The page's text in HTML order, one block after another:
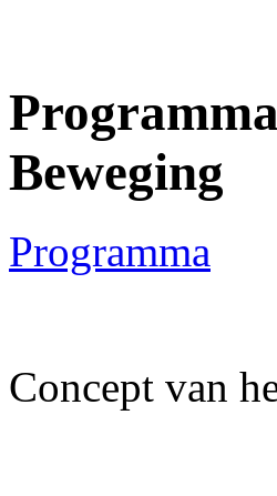
Beweging
Programma
Concept van